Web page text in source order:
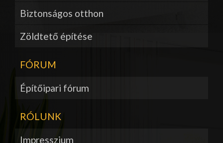
Biztonságos otthon
Zöldtető építése
FÓRUM
Építőipari fórum
RÓLUNK
Impresszium